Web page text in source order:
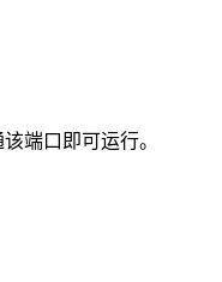
端口即可运行。